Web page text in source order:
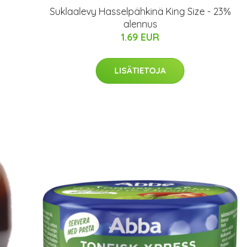
Suklaalevy Hasselpähkinä King Size - 23%
alennus
1.69 EUR
LISÄTIETOJA